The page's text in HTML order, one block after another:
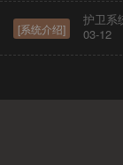
[系统介绍]
护卫系
03-12